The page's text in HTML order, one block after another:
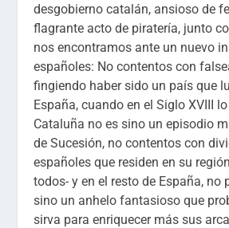
desgobierno catalán, ansioso de
flagrante acto de piratería, junto
nos encontramos ante un nuevo
españoles: No contentos con
fingiendo haber sido un país que
España, cuando en el Siglo XVIII
Cataluña no es sino un episodio
de Sucesión, no contentos con
españoles que residen en su
todos- y en el resto de España, no
sino un anhelo fantasioso que
sirva para enriquecer más sus